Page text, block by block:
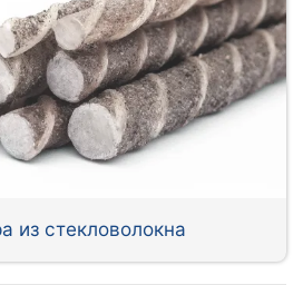
из стекловолокна